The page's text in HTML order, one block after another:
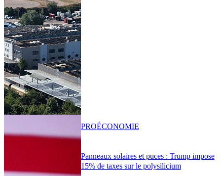
Panneaux solaires et puces : Trump impose
15% de taxes sur le polysilicium
PROÉCONOMIE